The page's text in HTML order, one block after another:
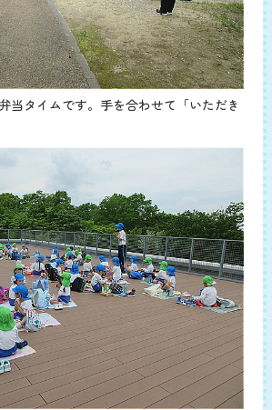
当タイムです。手を合わせて「いただき